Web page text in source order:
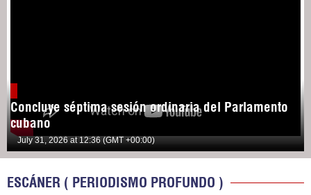
Concluye séptima sesión ordinaria del Parlamento
cubano
July 31, 2026 at 12:36 (GMT +00:00)
ESCÁNER ( PERIODISMO PROFUNDO )